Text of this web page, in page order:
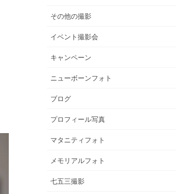
その他の撮影
イベント撮影会
キャンペーン
ニューボーンフォト
ブログ
プロフィール写真
マタニティフォト
メモリアルフォト
七五三撮影